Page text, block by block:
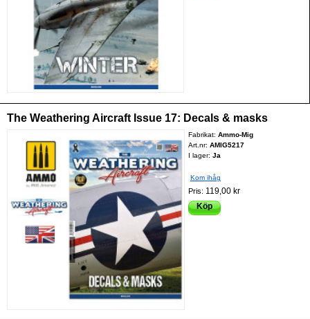
The Weathering Aircraft Issue 17: Decals & masks
Fabrikat: Ammo-Mig
Art.nr: AMIG5217
I lager: Ja
Kom ihåg
Pris: 119,00 kr
Köp